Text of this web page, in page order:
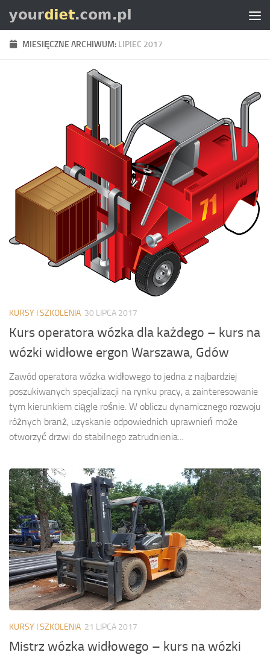
Skip to content
MIESIĘCZNE ARCHIWUM: LIPIEC 2017
KURSY I SZKOLENIA 30 LIPCA 2017
Kurs operatora wózka dla każdego – kurs na
wózki widłowe ergon Warszawa, Gdów
Zawód operatora wózka widłowego to jedna z najbardziej
poszukiwanych specjalizacji na rynku pracy, a zainteresowanie
tym kierunkiem ciągle rośnie. W obliczu dynamicznego rozwoju
różnych branż, uzyskanie odpowiednich uprawnień może
otworzyć drzwi do stabilnego zatrudnienia...
KURSY I SZKOLENIA 21 LIPCA 2017
Mistrz wózka widłowego – kurs na wózki